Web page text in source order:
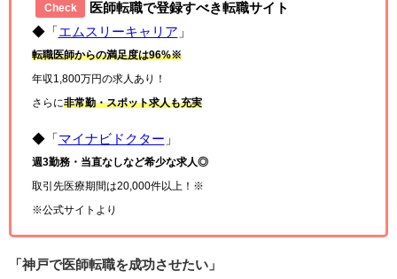
Check
医師転職で登録すべき転職サイト
◆「 エムスリーキャリア 」
転職医師からの満足度は96%※
年収1,800万円の求人あり！
さらに非常勤・スポット求人も充実
◆「 マイナビドクター 」
週3勤務・当直なしなど希少な求人◎
取引先医療期間は20,000件以上！※
※公式サイトより
「神戸で医師転職を成功させたい」